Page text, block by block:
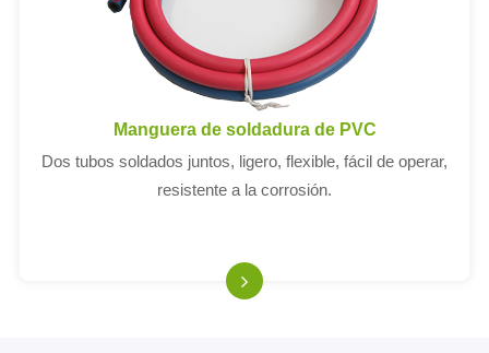
Manguera de soldadura de PVC
Dos tubos soldados juntos, ligero, flexible, fácil de operar,
resistente a la corrosión.